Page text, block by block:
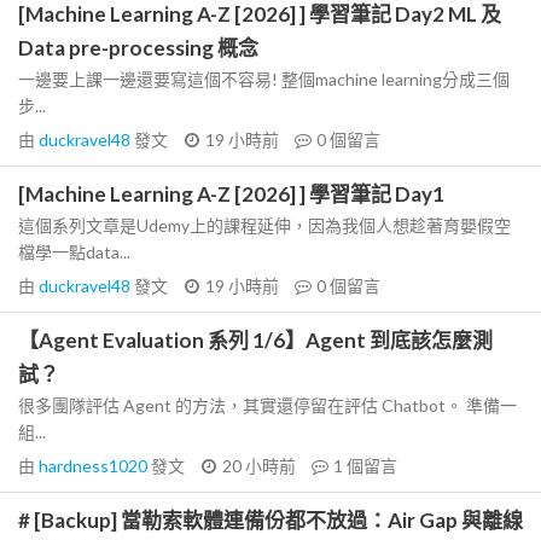
[Machine Learning A-Z [2026] ] 學習筆記 Day2 ML 及
Data pre-processing 概念
一邊要上課一邊還要寫這個不容易! 整個machine learning分成三個
步...
由 duckravel48 發文 19 小時前 0個留言
[Machine Learning A-Z [2026] ] 學習筆記 Day1
這個系列文章是Udemy上的課程延伸，因為我個人想趁著育嬰假空
檔學一點data...
由 duckravel48 發文 19 小時前 0個留言
【Agent Evaluation 系列 1/6】Agent 到底該怎麼測
試？
很多團隊評估 Agent 的方法，其實還停留在評估 Chatbot。 準備一
組...
由 hardness1020發文 20 小時前 1 個留言
# [Backup] 當勒索軟體連備份都不放過：Air Gap 與離線